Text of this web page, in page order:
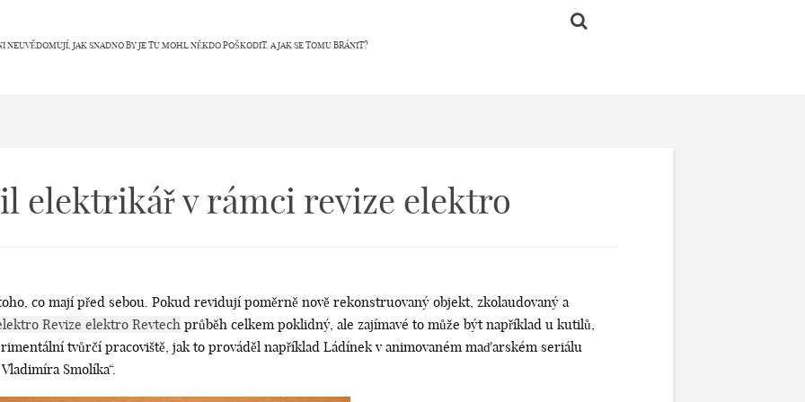
JAK SNADNO BY JE TU MOHL NĚKDO POŠKODIT. A JAK SE TOMU BRÁNIT?
elektrikář v rámci revize elektro
co mají před sebou. Pokud revidují poměrně nově rekonstruovaný objekt, zkolaudovaný a
Revize elektro Revtech průběh celkem poklidný, ale zajímavé to může být například u kutilů,
tvůrčí pracoviště, jak to prováděl například Ládínek v animovaném maďarském seriálu
Smolíka“.